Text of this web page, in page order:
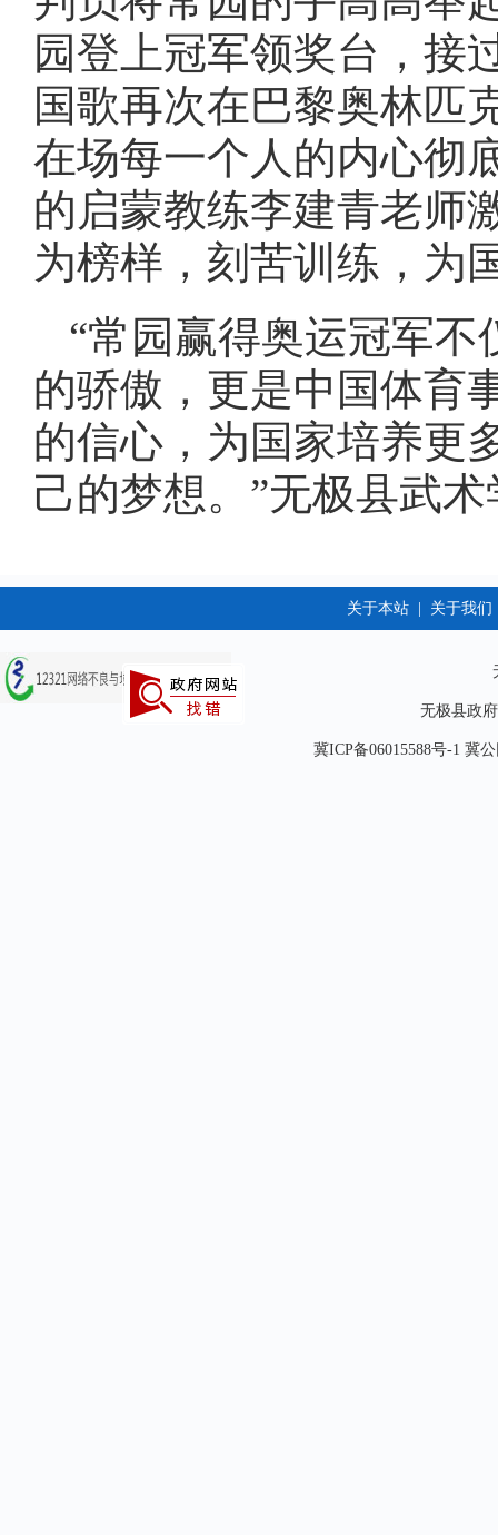
园登上冠军领奖台，接
国歌再次在巴黎奥林匹
在场每一个人的内心彻
的启蒙教练李建青老师
为榜样，刻苦训练，为
“常园赢得奥运冠军
的骄傲，更是中国体育
的信心，为国家培养更
己的梦想。”无极县武